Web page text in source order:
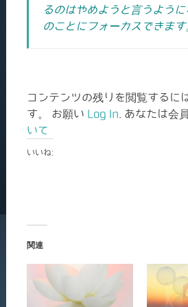
るのはやめようと言うよう
のことにフォーカスできます
コンテンツの残りを閲覧するに
す。 お願い Log In . あなたは会
いて
いいね:
関連